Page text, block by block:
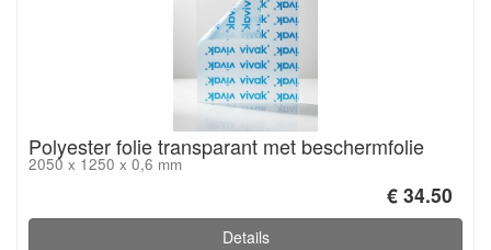
Polyester folie transparant met beschermfolie
2050 x 1250 x 0,6 mm
€ 34.50
Details